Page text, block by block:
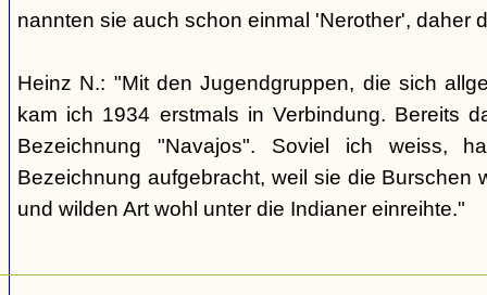
nannten sie auch schon einmal 'Nerother', daher
Heinz N.: "Mit den Jugendgruppen, die sich
kam ich 1934 erstmals in Verbindung. Bereits
Bezeichnung "Navajos". Soviel ich weiss,
Bezeichnung aufgebracht, weil sie die Burschen
und wilden Art wohl unter die Indianer einreihte."